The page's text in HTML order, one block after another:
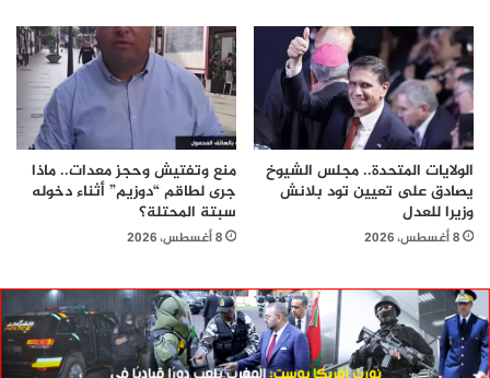
الولايات المتحدة.. مجلس الشيوخ
يصادق على تعيين تود بلانش
وزيرا للعدل
8 أغسطس، 2026
منع وتفتيش وحجز معدات.. ماذا
جرى لطاقم “دوزيم” أثناء دخوله
سبتة المحتلة؟
8 أغسطس، 2026